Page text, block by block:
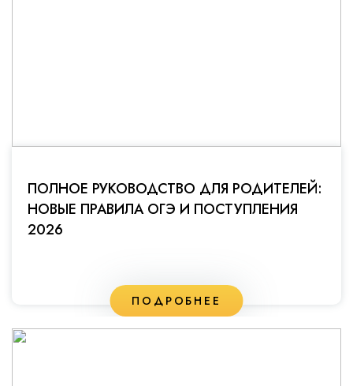
ПОЛНОЕ РУКОВОДСТВО ДЛЯ РОДИТЕЛЕЙ:
НОВЫЕ ПРАВИЛА ОГЭ И ПОСТУПЛЕНИЯ
2026
ПОДРОБНЕЕ